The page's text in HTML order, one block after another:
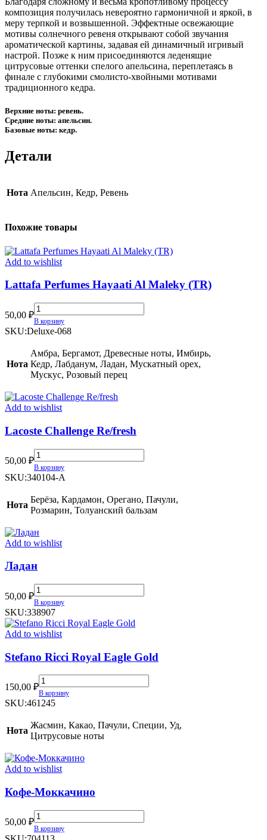
композиция получилась невероятно гармоничной и яркой, в
меру терпкой и возвышенной. Эффектные освежающие
мотивы солнечного ревеня открывают собой звучания
ароматической картины, задавая ей динамичный игривый
настрой. Позже к ним присоединяются леденящие
цитрусовые оттенки спелого апельсина, переплетаясь в
финале с глубокими смолисто-хвойными мотивами
традиционного кедра.
Верхние ноты: ревень.
Средние ноты: апельсин.
Базовые ноты: кедр.
Детали
Нота Апельсин, Кедр, Ревень
Похожие товары
Add to wishlist
Lattafa Perfumes Hayaati Al Maleky (TR)
50,00 ₽
Lattafa
Perfumes
Hayaati
Maleky
(TR)
quantity
В корзину
SKU:Deluxe-068
Нота
Амбра, Бергамот, Древесные ноты, Имбирь,
Кедр, Лабданум, Ладан, Мускатный орех,
Мускус, Розовый перец
Add to wishlist
Lacoste Challenge Re/fresh
50,00 ₽
Lacoste
Challenge
Re/fresh
В корзину
SKU:340104-A
Нота
Берёза, Кардамон, Орегано, Пачули,
Розмарин, Толуанский бальзам
Add to wishlist
Ладан
50,00 ₽
Ладан
quantity
В корзину
SKU:338907
Add to wishlist
Stefano Ricci Royal Eagle Gold
150,00 ₽
Stefano
Ricci
Royal
Gold
quantity
В корзину
SKU:461245
Нота
Жасмин, Какао, Пачули, Специи, Уд,
Цитрусовые ноты
Add to wishlist
Кофе-Моккачино
50,00 ₽
Кофе-
Моккачино
quantity
В корзину